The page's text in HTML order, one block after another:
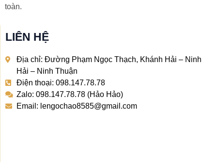
toàn.
LIÊN HỆ
Địa chỉ: Đường Phạm Ngọc Thạch, Khánh Hải – Ninh
Hải – Ninh Thuận
Điện thoại: 098.147.78.78
Zalo: 098.147.78.78 (Hảo Hảo)
Email: lengochao8585@gmail.com